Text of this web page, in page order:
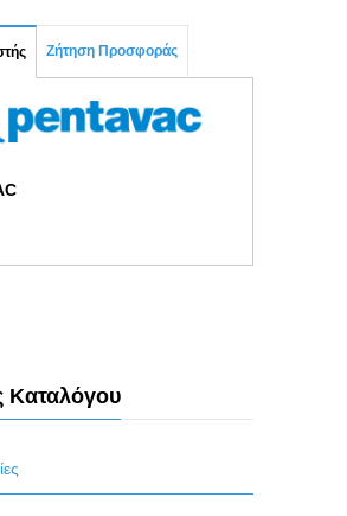
Ζήτηση Προσφοράς
Καταλόγου